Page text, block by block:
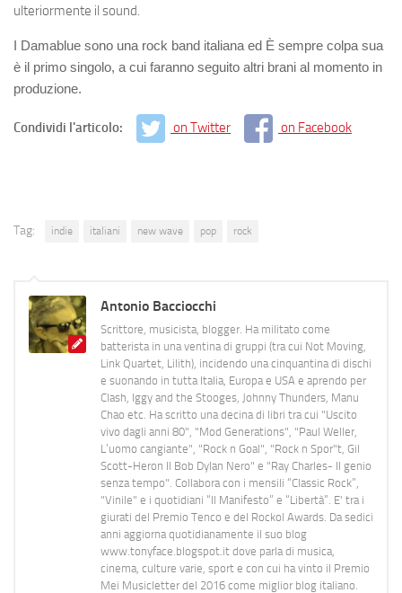
ulteriormente il sound.
I Damablue sono una rock band italiana ed È sempre colpa sua
è il primo singolo, a cui faranno seguito altri brani al momento in
produzione.
Condividi l'articolo: on Twitter on Facebook
Tag: indie italiani new wave pop rock
Antonio Bacciocchi
Scrittore, musicista, blogger. Ha militato come
batterista in una ventina di gruppi (tra cui Not Moving,
Link Quartet, Lilith), incidendo una cinquantina di dischi
e suonando in tutta Italia, Europa e USA e aprendo per
Clash, Iggy and the Stooges, Johnny Thunders, Manu
Chao etc. Ha scritto una decina di libri tra cui "Uscito
vivo dagli anni 80", "Mod Generations", "Paul Weller,
L’uomo cangiante", "Rock n Goal", "Rock n Spor"t, Gil
Scott-Heron Il Bob Dylan Nero" e "Ray Charles- Il genio
senza tempo". Collabora con i mensili “Classic Rock”,
"Vinile" e i quotidiani “Il Manifesto” e “Libertà”. E' tra i
giurati del Premio Tenco e del Rockol Awards. Da sedici
anni aggiorna quotidianamente il suo blog
www.tonyface.blogspot.it dove parla di musica,
cinema, culture varie, sport e con cui ha vinto il Premio
Mei Musicletter del 2016 come miglior blog italiano.